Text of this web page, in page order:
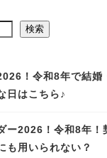
検索
！令和8年で結婚
日はこちら♪
ー2026！令和8年！
も用いられない？